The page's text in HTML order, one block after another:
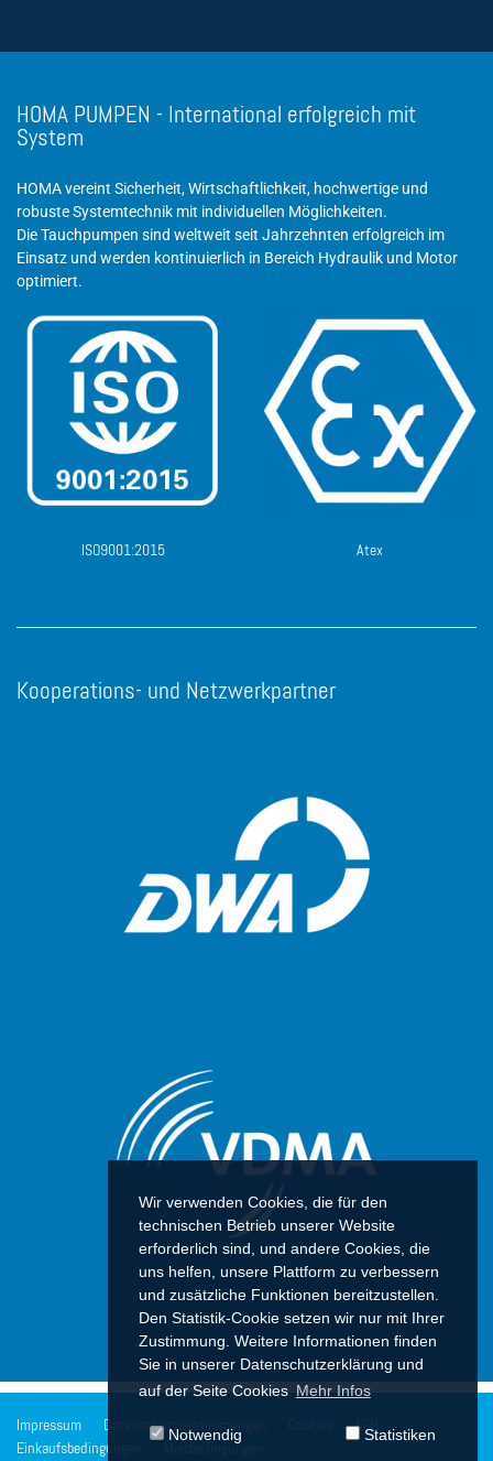
Wir verwenden Cookies, die für den
technischen Betrieb unserer Website
erforderlich sind, und andere Cookies, die
uns helfen, unsere Plattform zu verbessern
und zusätzliche Funktionen bereitzustellen.
Den Statistik-Cookie setzen wir nur mit Ihrer
Zustimmung. Weitere Informationen finden
Sie in unserer Datenschutzerklärung und
auf der Seite CookiesMehr Infos
Notwendig Statistiken
HOMA PUMPEN - International erfolgreich mit
System
HOMA vereint Sicherheit, Wirtschaftlichkeit, hochwertige und
robuste Systemtechnik mit individuellen Möglichkeiten.
Die Tauchpumpen sind weltweit seit Jahrzehnten erfolgreich im
Einsatz und werden kontinuierlich in Bereich Hydraulik und Motor
optimiert.
ISO9001:2015 Atex
Kooperations- und Netzwerkpartner
Impressum Datenschutzbestimmungen
AGB
Einkaufsbedingungen
Mietbedingungen